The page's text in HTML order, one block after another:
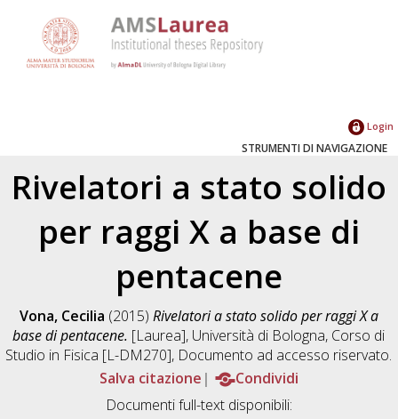
Login
STRUMENTI DI NAVIGAZIONE
Rivelatori a stato solido
per raggi X a base di
pentacene
Vona, Cecilia (2015) Rivelatori a stato solido per raggi X a
base di pentacene. [Laurea], Università di Bologna, Corso di
Studio in Fisica [L-DM270], Documento ad accesso riservato.
Salva citazione
Condividi
Documenti full-text disponibili: